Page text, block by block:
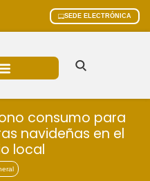
SEDE ELECTRÓNICA
consumo para
navideñas en el
local